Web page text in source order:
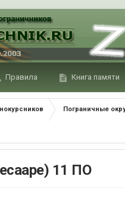
Правила Книга памяти
Пограничные
11 ПО